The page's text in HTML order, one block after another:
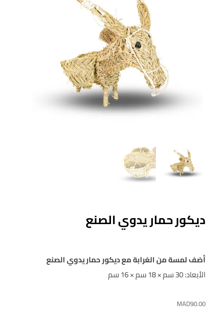
ديكور حمار يدوي الصنع
أضف لمسة من الغرابة مع ديكور حمار يدوي الصنع
الأبعاد: 30 سم × 18 سم × 16 سم
MAD90.00